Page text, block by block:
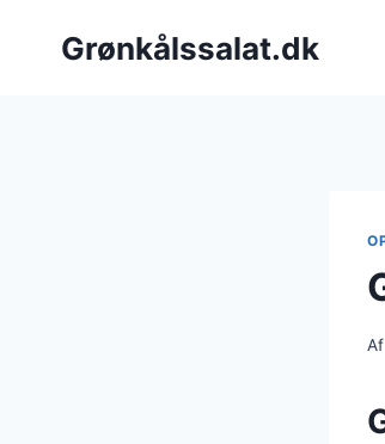
Grønkålssalat.dk
Af